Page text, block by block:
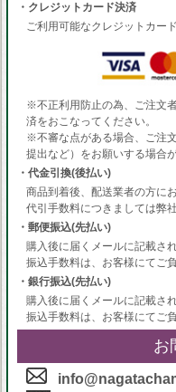
・クレジットカード決済
ご利用可能なクレジットカード
※不正利用防止の為、ご注文
済をおこなってください。
※不審な点がある場合、ご注
提出など）をお願いする場合
・代金引換(後払い)
商品到着後、配送業者の方に
代引手数料につきましては弊
・郵便振込(先払い)
購入後に届くメールに記載さ
振込手数料は、お客様にてご
・銀行振込(先払い)
購入後に届くメールに記載さ
振込手数料は、お客様にてご
お